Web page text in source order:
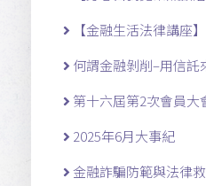
【金融生活法律講座
何謂金融剝削–用信託
第十六屆第2次會員大
2025年6月大事紀
金融詐騙防範與法律